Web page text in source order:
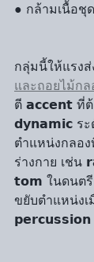
● กล้ามเนื้อ
กลุ่มนี้ให้แรง
และถอยไม้กล
ตี 𝗮𝗰𝗰𝗲𝗻𝘁 ที่
𝗱𝘆𝗻𝗮𝗺𝗶𝗰 ระ
ตำแหน่งกลอ
ร่างกาย เช่น
𝘁𝗼𝗺 ในดนต
ขยับตำแหน่ง
𝗽𝗲𝗿𝗰𝘂𝘀𝘀𝗶𝗼𝗻